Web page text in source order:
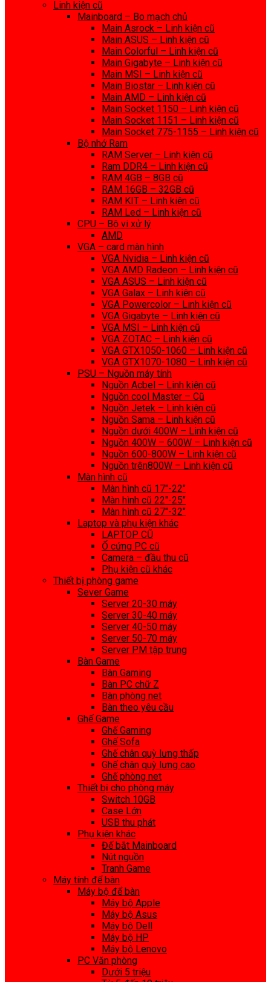
Linh kiện cũ
Mainboard – Bo mạch chủ
Main Asrock – Linh kiện cũ
Main ASUS – Linh kiện cũ
Main Colorful – Linh kiện cũ
Main Gigabyte – Linh kiện cũ
Main MSI – Linh kiện cũ
Main Biostar – Linh kiện cũ
Main AMD – Linh kiện cũ
Main Socket 1150 – Linh kiện cũ
Main Socket 1151 – Linh kiện cũ
Main Socket 775-1155 – Linh kiện cũ
Bộ nhớ Ram
RAM Server – Linh kiện cũ
Ram DDR4 – Linh kiện cũ
RAM 4GB – 8GB cũ
RAM 16GB – 32GB cũ
RAM KIT – Linh kiện cũ
RAM Led – Linh kiện cũ
CPU – Bộ vi xử lý
AMD
VGA – card màn hình
VGA Nvidia – Linh kiện cũ
VGA AMD Radeon – Linh kiện cũ
VGA ASUS – Linh kiện cũ
VGA Galax – Linh kiện cũ
VGA Powercolor – Linh kiện cũ
VGA Gigabyte – Linh kiện cũ
VGA MSI – Linh kiện cũ
VGA ZOTAC – Linh kiện cũ
VGA GTX1050-1060 – Linh kiện cũ
VGA GTX1070-1080 – Linh kiện cũ
PSU – Nguồn máy tính
Nguồn Acbel – Linh kiện cũ
Nguồn cool Master – Cũ
Nguồn Jetek – Linh kiện cũ
Nguồn Sama – Linh kiện cũ
Nguồn dưới 400W – Linh kiện cũ
Nguồn 400W – 600W – Linh kiện cũ
Nguồn 600-800W – Linh kiện cũ
Nguồn trên800W – Linh kiện cũ
Màn hình cũ
Màn hình cũ 17″-22″
Màn hình cũ 22″-25″
Màn hình cũ 27″-32″
Laptop và phụ kiện khác
LAPTOP CŨ
Ổ cứng PC cũ
Camera – đầu thu cũ
Phụ kiện cũ khác
Thiết bị phòng game
Sever Game
Server 20-30 máy
Server 30-40 máy
Server 40-50 máy
Server 50-70 máy
Server PM tập trung
Bàn Game
Bàn Gaming
Bàn PC chữ Z
Bàn phòng net
Bàn theo yêu cầu
Ghế Game
Ghế Gaming
Ghế Sofa
Ghế chân quỳ lưng thấp
Ghế chân quỳ lưng cao
Ghế phòng net
Thiết bị cho phòng máy
Switch 10GB
Case Lớn
USB thu phát
Phụ kiện khác
Đế bắt Mainboard
Nút nguồn
Tranh Game
Máy tính để bàn
Máy bộ để bàn
Máy bộ Apple
Máy bộ Asus
Máy bộ Dell
Máy bộ HP
Máy bộ Lenovo
PC Văn phòng
Dưới 5 triệu